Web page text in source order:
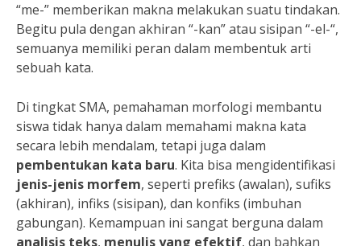
“me-” memberikan makna melakukan suatu tindakan.
Begitu pula dengan akhiran “-kan” atau sisipan “-el-“,
semuanya memiliki peran dalam membentuk arti
sebuah kata.
Di tingkat SMA, pemahaman morfologi membantu
siswa tidak hanya dalam memahami makna kata
secara lebih mendalam, tetapi juga dalam
pembentukan kata baru. Kita bisa mengidentifikasi
jenis-jenis morfem, seperti prefiks (awalan), sufiks
(akhiran), infiks (sisipan), dan konfiks (imbuhan
gabungan). Kemampuan ini sangat berguna dalam
analisis teks, menulis yang efektif, dan bahkan